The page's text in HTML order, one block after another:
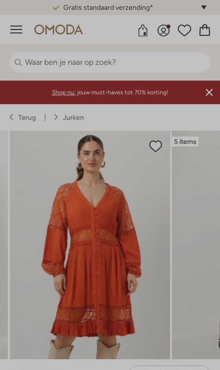
Gratis standaard verzending*
Menu
Shop nu: jouw must-haves tot 70% korting!
Terug Jurken
5 items